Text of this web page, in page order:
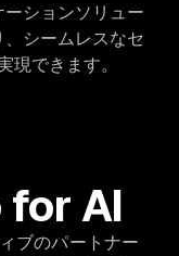
ションソリュー
シームレスなセ
現できます。
AI
ブのパートナー